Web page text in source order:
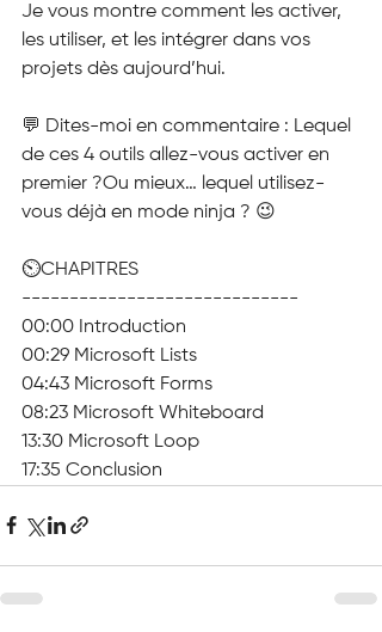
Je vous montre comment les activer,
les utiliser, et les intégrer dans vos
projets dès aujourd’hui.
💬 Dites-moi en commentaire : Lequel
de ces 4 outils allez-vous activer en
premier ?Ou mieux… lequel utilisez-
vous déjà en mode ninja ? 😉
⏲️CHAPITRES
-----------------------------
00:00 Introduction
00:29 Microsoft Lists
04:43 Microsoft Forms
08:23 Microsoft Whiteboard
13:30 Microsoft Loop
17:35 Conclusion